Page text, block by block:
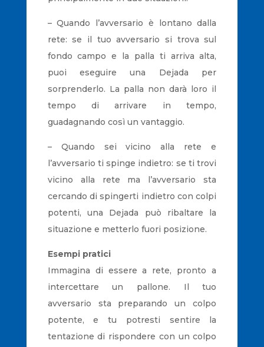
– Quando l’avversario è lontano dalla
rete: se il tuo avversario si trova sul
fondo campo e la palla ti arriva alta,
puoi eseguire una Dejada per
sorprenderlo. La palla non darà loro il
tempo di arrivare in tempo,
guadagnando così un vantaggio.
– Quando sei vicino alla rete e
l’avversario ti spinge indietro: se ti trovi
vicino alla rete ma l’avversario sta
cercando di spingerti indietro con colpi
potenti, una Dejada può ribaltare la
situazione e metterlo fuori posizione.
Esempi pratici
Immagina di essere a rete, pronto a
intercettare un pallone. Il tuo
avversario sta preparando un colpo
potente, e tu potresti sentire la
tentazione di rispondere con un colpo